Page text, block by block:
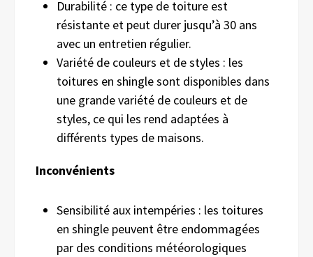
Durabilité : ce type de toiture est
résistante et peut durer jusqu’à 30 ans
avec un entretien régulier.
Variété de couleurs et de styles : les
toitures en shingle sont disponibles dans
une grande variété de couleurs et de
styles, ce qui les rend adaptées à
différents types de maisons.
Inconvénients
Sensibilité aux intempéries : les toitures
en shingle peuvent être endommagées
par des conditions météorologiques